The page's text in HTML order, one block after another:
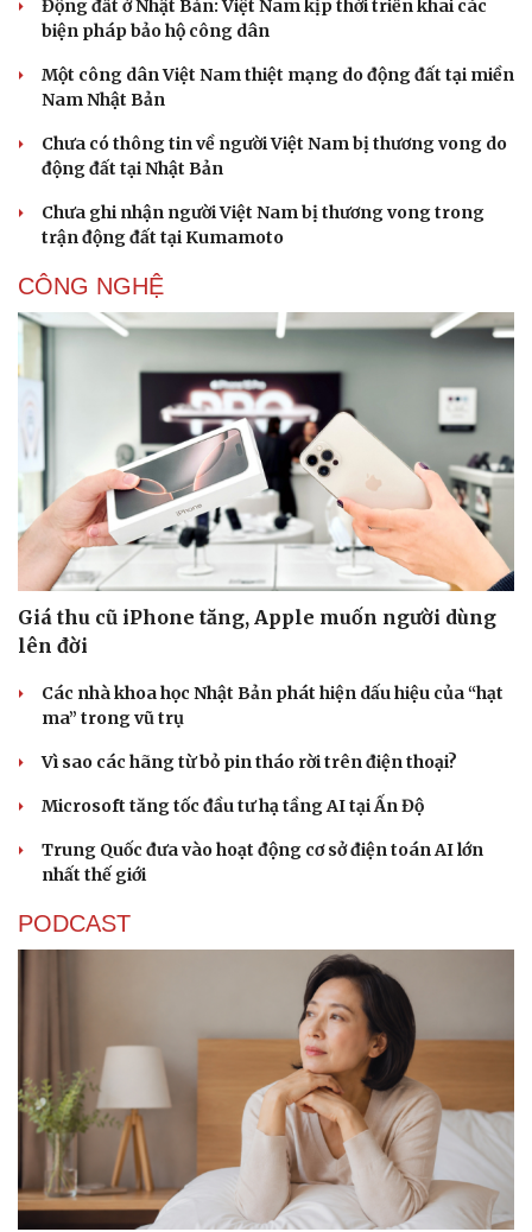
Sức khỏe
Dinh dưỡng - món ngon
Cây thuốc
Sản phụ khoa
Nhi khoa
Làm đẹp - giảm cân
Phòng mạch online
Đời sống
Blog
Tình yêu - Gia đình
Động đất ở Nhật Bản: Việt Nam kịp thời triển khai các
biện pháp bảo hộ công dân
Một công dân Việt Nam thiệt mạng do động đất tại miền
Nam Nhật Bản
Chưa có thông tin về người Việt Nam bị thương vong do
động đất tại Nhật Bản
Chưa ghi nhận người Việt Nam bị thương vong trong
trận động đất tại Kumamoto
CÔNG NGHỆ
Giá thu cũ iPhone tăng, Apple muốn người dùng
lên đời
Các nhà khoa học Nhật Bản phát hiện dấu hiệu của “hạt
ma” trong vũ trụ
Vì sao các hãng từ bỏ pin tháo rời trên điện thoại?
Microsoft tăng tốc đầu tư hạ tầng AI tại Ấn Độ
Trung Quốc đưa vào hoạt động cơ sở điện toán AI lớn
nhất thế giới
PODCAST